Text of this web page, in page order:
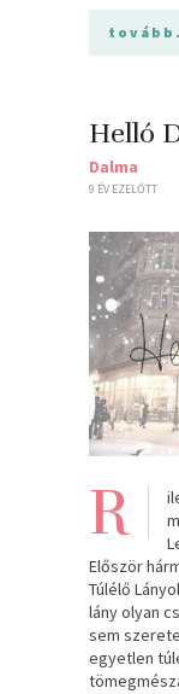
Helló
Dalma
9 ÉV EZELŐTT
R
Először
Túlélő
lány olyan
sem
egyetlen